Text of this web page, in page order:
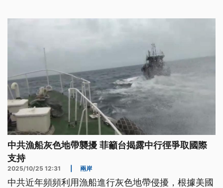
中共漁船灰色地帶襲擾 菲籲台揭露中行徑爭取國際
支持
2025/10/25 12:31 兩岸
中共近年頻頻利用漁船進行灰色地帶侵擾，根據美國